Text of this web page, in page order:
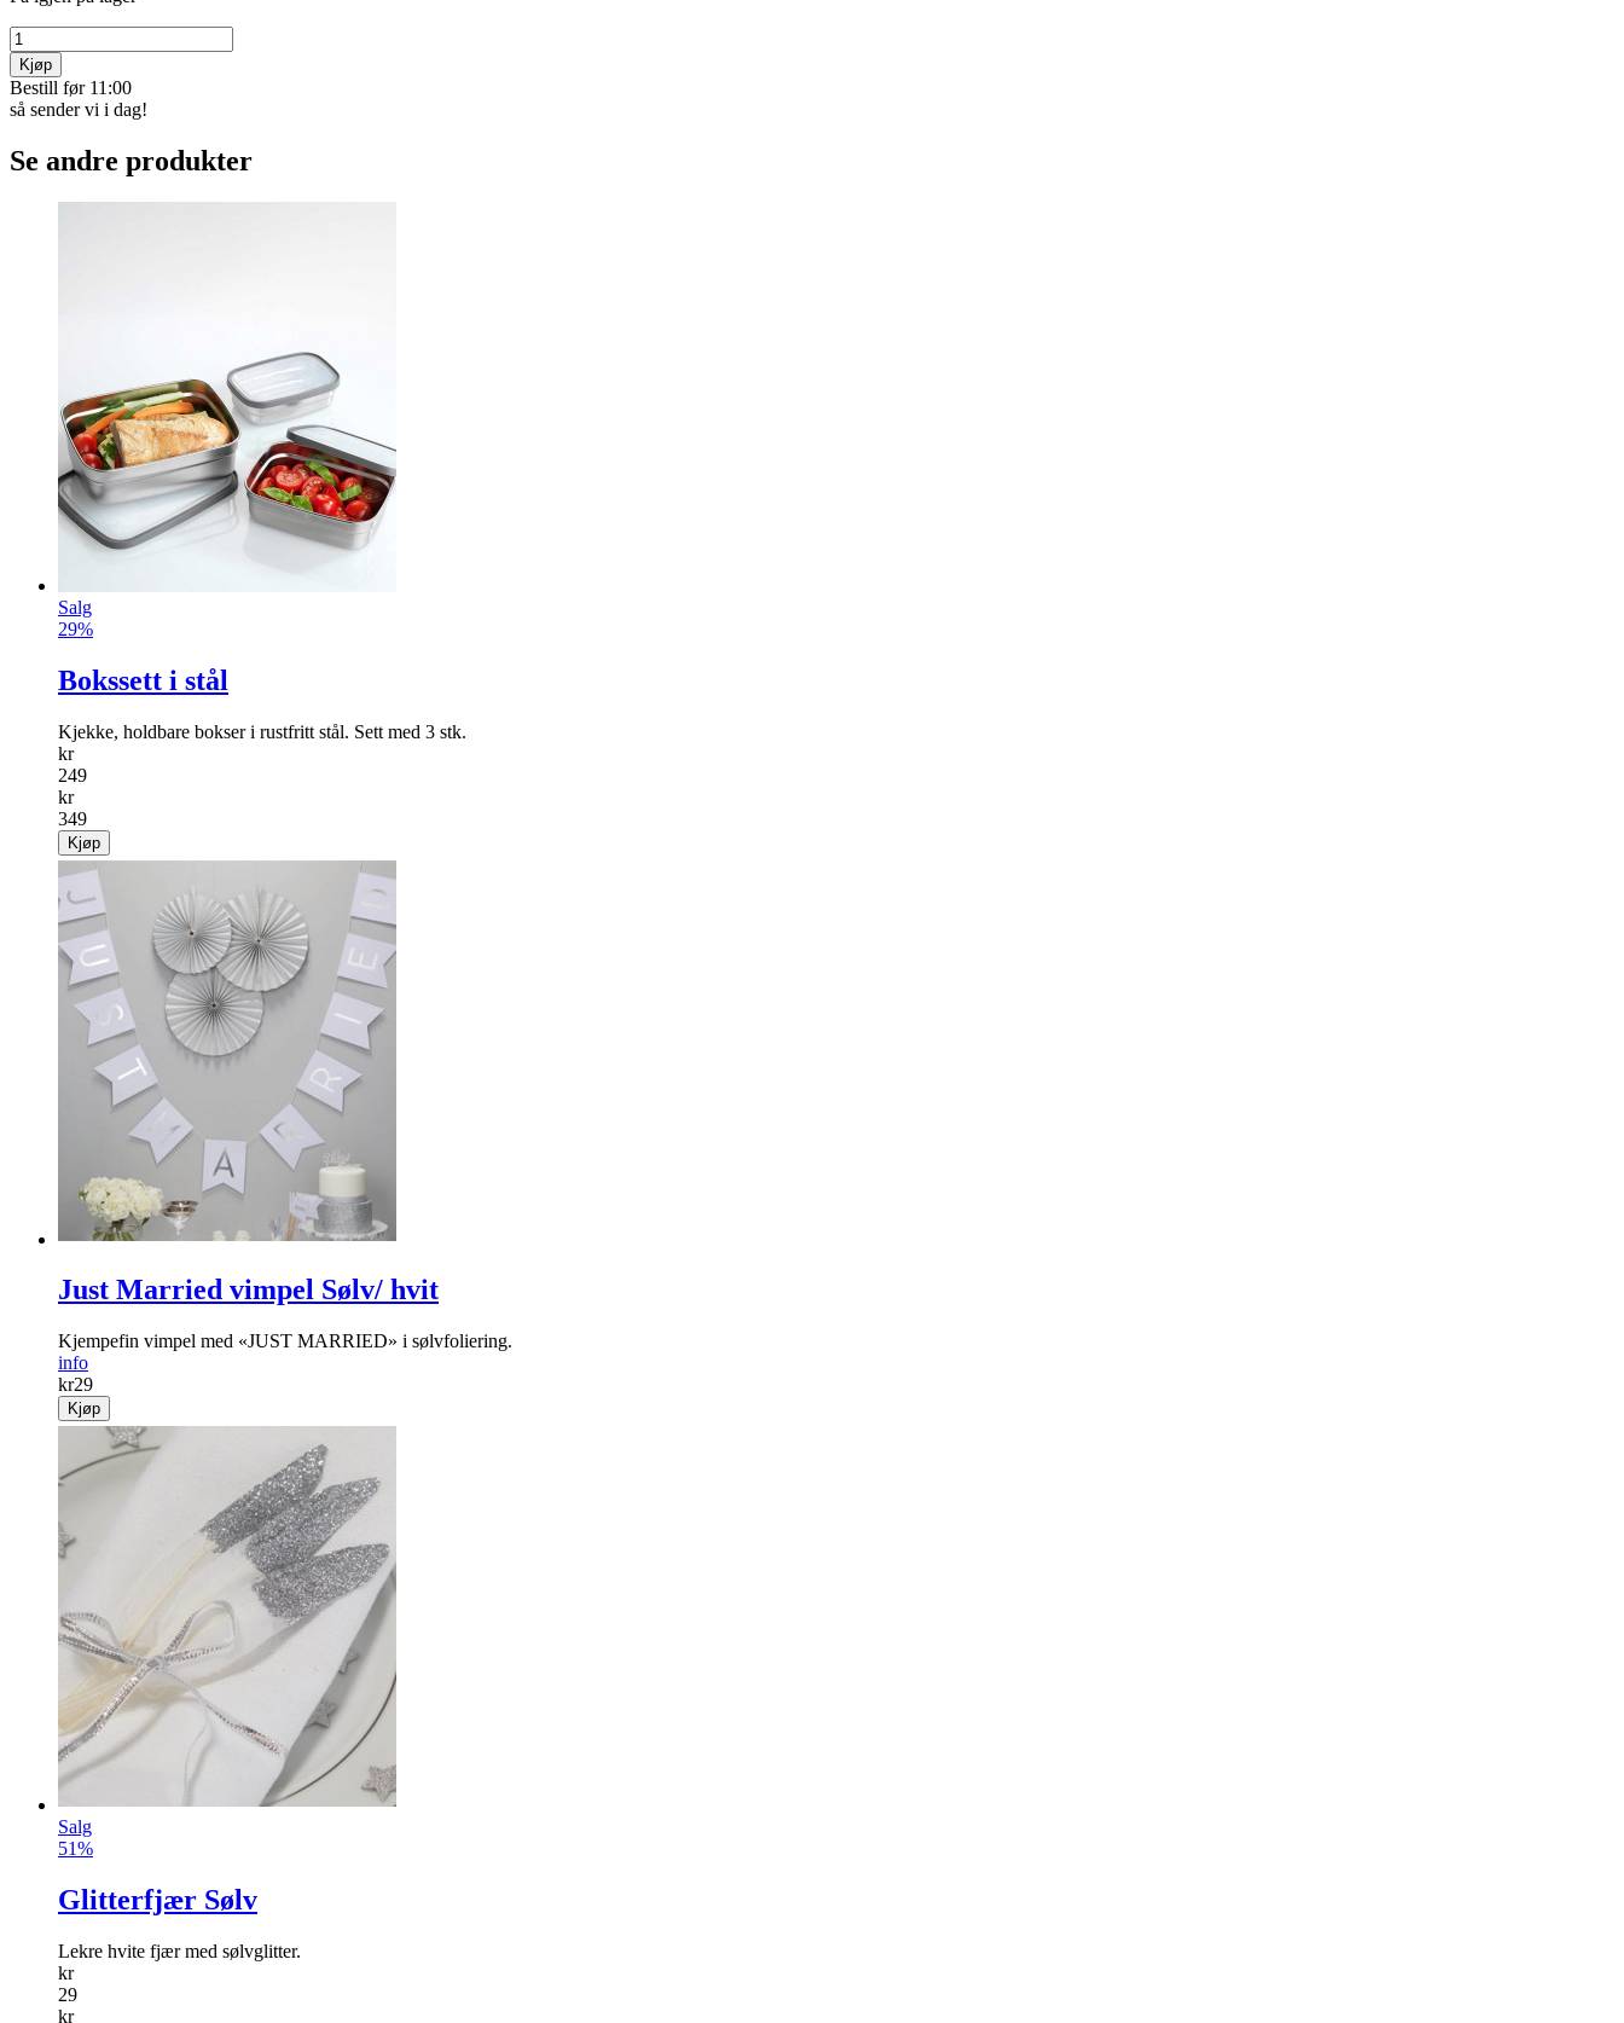
Kjøp
Bestill før 11:00
så sender vi i dag!
Se andre produkter
Salg
29%
Bokssett i stål
Kjekke, holdbare bokser i rustfritt stål. Sett med 3 stk.
kr
249
kr
349
Kjøp
Just Married vimpel Sølv/ hvit
Kjempefin vimpel med «JUST MARRIED» i sølvfoliering.
info
kr29
Kjøp
Salg
51%
Glitterfjær Sølv
Lekre hvite fjær med sølvglitter.
kr
29
kr